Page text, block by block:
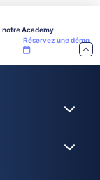
notre Academy.
Réservez une démo